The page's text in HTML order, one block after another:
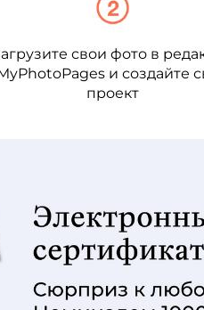
свои фото в
и создайте
проект